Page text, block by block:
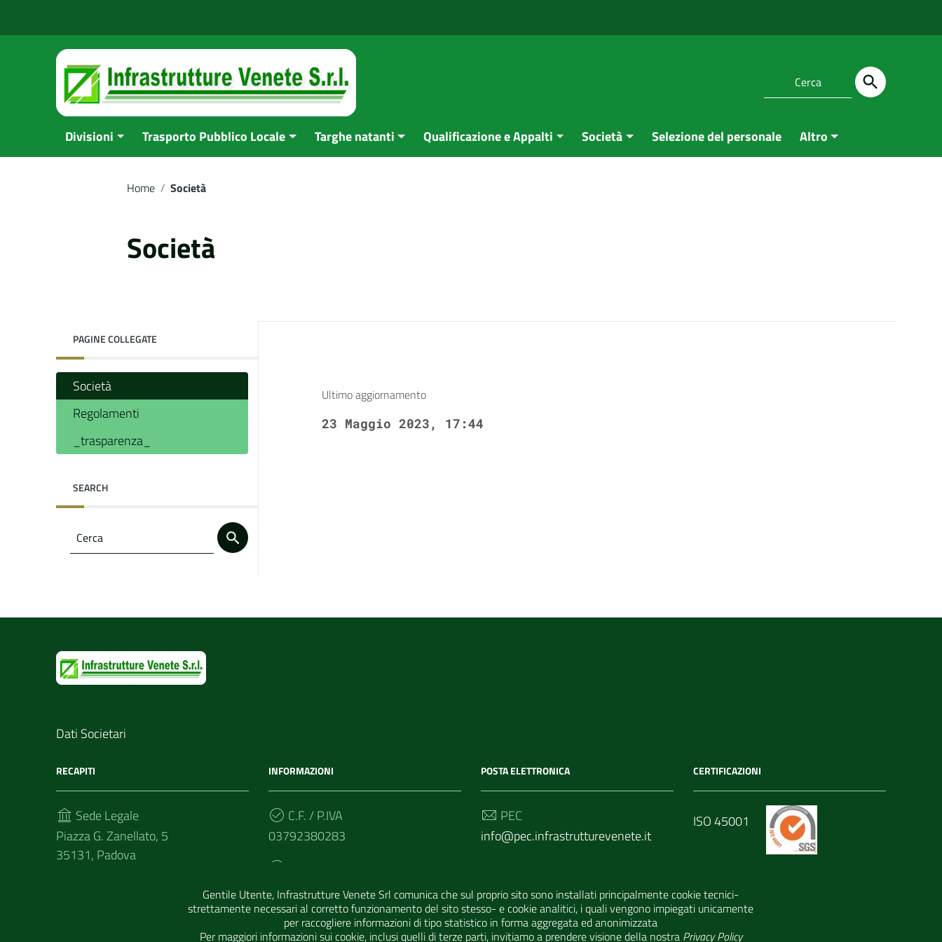
Gentile Utente, Infrastrutture Venete Srl comunica che sul proprio sito sono installati principalmente cookie tecnici-
strettamente necessari al corretto funzionamento del sito stesso- e cookie analitici, i quali vengono impiegati unicamente
per raccogliere informazioni di tipo statistico in forma aggregata ed anonimizzata
Per maggiori informazioni sui cookie, inclusi quelli di terze parti, invitiamo a prendere visione della nostra Privacy Policy
Vai al footer
Divisioni Trasporto Pubblico Locale Targhe natanti Qualificazione e Appalti Società Selezione del personale Altro
Home / Società
Società
PAGINE COLLEGATE
Società
Regolamenti
_trasparenza_
SEARCH
Ultimo aggiornamento
23 Maggio 2023, 17:44
Dati Societari
RECAPITI
Sede Legale
Piazza G. Zanellato, 5
35131, Padova
INFORMAZIONI
C.F. / P.IVA
03792380283
JAX41L
POSTA ELETTRONICA
PEC
info@pec.infrastrutturevenete.it
info@infrastrutturevenete.it
CERTIFICAZIONI
ISO 45001
ISO 9001